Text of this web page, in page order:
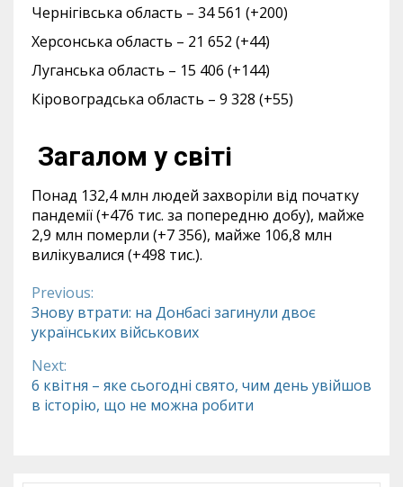
Чернігівська область – 34 561 (+200)
Херсонська область – 21 652 (+44)
Луганська область – 15 406 (+144)
Кіровоградська область – 9 328 (+55)
Загалом у світі
Понад 132,4 млн людей захворіли від початку
пандемії (+476 тис. за попередню добу), майже
2,9 млн померли (+7 356), майже 106,8 млн
вилікувалися (+498 тис.).
Continue
Reading
Previous:
Знову втрати: на Донбасі загинули двоє
українських військових
Next:
6 квітня – яке сьогодні свято, чим день увійшов
в історію, що не можна робити